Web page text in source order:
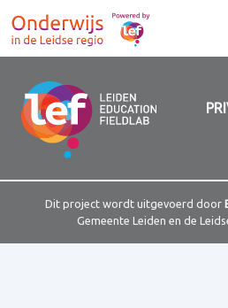
Dit project wordt uitgevoerd door
Gemeente Leiden en de